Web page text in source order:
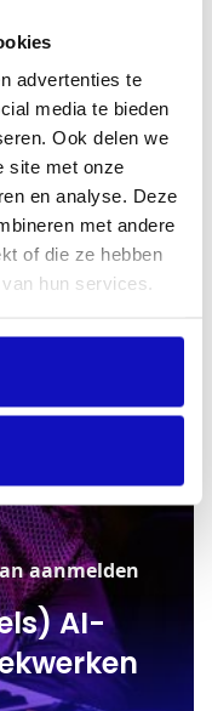
advertenties te
media te bieden
Ook delen we
site met onze
en analyse. Deze
met andere
of die ze hebben
hun services.
aanmelden
AI-